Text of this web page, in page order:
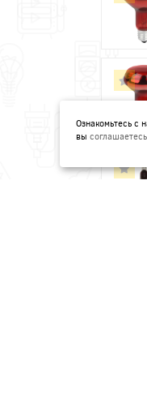
Ознакомьтесь с
вы соглашаетесь